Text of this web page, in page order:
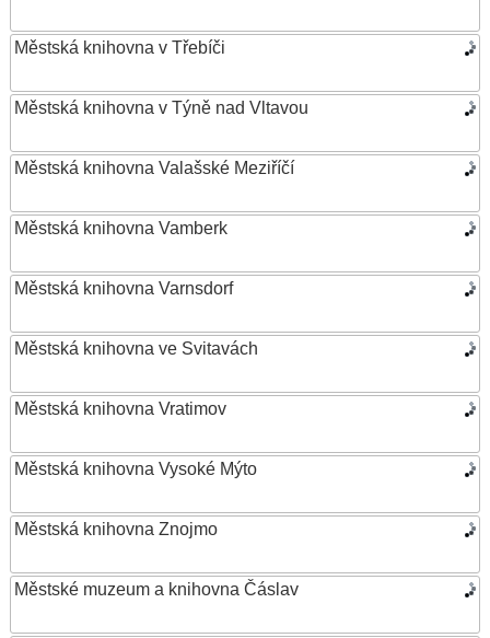
Městská knihovna v Třebíči
Městská knihovna v Týně nad Vltavou
Městská knihovna Valašské Meziříčí
Městská knihovna Vamberk
Městská knihovna Varnsdorf
Městská knihovna ve Svitavách
Městská knihovna Vratimov
Městská knihovna Vysoké Mýto
Městská knihovna Znojmo
Městské muzeum a knihovna Čáslav